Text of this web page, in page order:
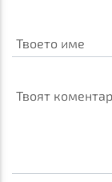
Твоето име
Твоят коментар